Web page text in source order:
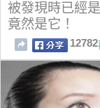
被發現時已經
竟然是它！
12782